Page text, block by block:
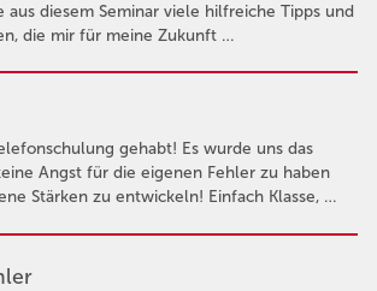
aus diesem Seminar viele hilfreiche Tipps und
die mir für meine Zukunft …
gehabt! Es wurde uns das
Angst für die eigenen Fehler zu haben
Stärken zu entwickeln! Einfach Klasse, …